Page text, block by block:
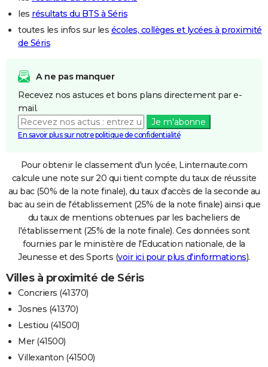
les résultats du BTS à Séris
toutes les infos sur les écoles, collèges et lycées à proximité
de Séris
A ne pas manquer
Recevez nos astuces et bons plans directement par e-
mail.
Je m'abonne
En savoir plus sur notre politique de confidentialité
Pour obtenir le classement d'un lycée, Linternaute.com
calcule une note sur 20 qui tient compte du taux de réussite
au bac (50% de la note finale), du taux d'accès de la seconde au
bac au sein de l'établissement (25% de la note finale) ainsi que
du taux de mentions obtenues par les bacheliers de
l'établissement (25% de la note finale). Ces données sont
fournies par le ministère de l'Education nationale, de la
Jeunesse et des Sports (voir ici pour plus d'informations).
Villes à proximité de Séris
Concriers (41370)
Josnes (41370)
Lestiou (41500)
Mer (41500)
Villexanton (41500)